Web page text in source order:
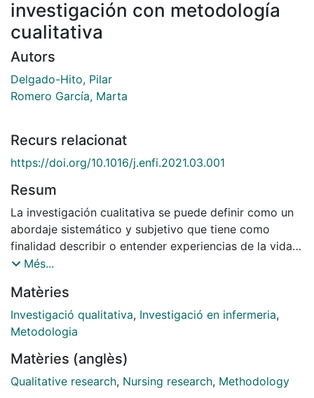
investigación con metodología
cualitativa
Autors
Delgado-Hito, Pilar
Romero García, Marta
Recurs relacionat
https://doi.org/10.1016/j.enfi.2021.03.001
Resum
La investigación cualitativa se puede definir como un
abordaje sistemático y subjetivo que tiene como
finalidad describir o entender experiencias de la vida y
darles un sentido. Este tipo de metodología se suele
comprensión global de un fenómeno o situación;
estudiar la profundidad, la riqueza y la complejidad de
los fenómenos; crear teorías emergentes o
entender las experiencias humanas, los procesos o la
cultura de los grupos, tal y como son experimentadas
Més...
Matèries
Investigació qualitativa, Investigació en infermeria,
Metodologia
Matèries (anglès)
Qualitative research, Nursing research, Methodology